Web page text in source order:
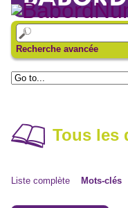
Recherche avancée
Tous les
Liste complète Mots-clés